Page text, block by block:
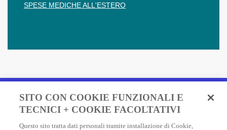
SPESE MEDICHE ALL'ESTERO
Fai un preventivo e acquista
in due minuti!
SITO CON COOKIE FUNZIONALI E
TECNICI + COOKIE FACOLTATIVI
Questo sito tratta dati personali tramite installazione di Cookie,